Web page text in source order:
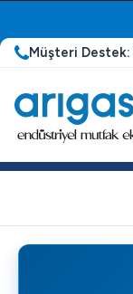
Müşteri Destek: